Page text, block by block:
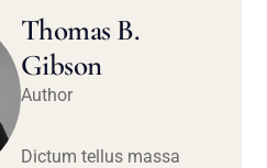
Thomas B.
Gibson
Author
Dictum tellus massa